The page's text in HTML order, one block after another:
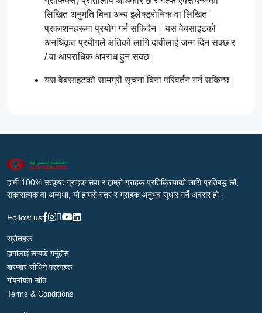
लिखित अनुमति बिना अन्य इलेक्ट्रोनिक वा लिखित
प्रकाशनहरूमा प्रयोग गर्न सकिदैन। यस वेबसाइटको
अनधिकृत प्रयोगले क्षतिको लागि दावीलाई जन्म दिन सक्छ र
/ वा आपराधिक अपराध हुन सक्छ।
यस वेबसाइटको सामग्री सूचना बिना परिवर्तन गर्न सकिन्छ।
हामी 100% उत्कृष्ट ग्राहक सेवा र हाम्रो ग्राहक प्रतिक्रियाको लागि प्रतिबद्ध छौं,
सकारात्मक वा अन्यथा, यो हाम्रो स्तर र ग्राहक अनुभव सुधार गर्ने अवसर हो।
Follow us
स्रोतहरू
हामीलाई सम्पर्क गर्नुहोस
बारम्बार सोधिने प्रश्नहरू
गोपनीयता नीति
Terms & Conditions